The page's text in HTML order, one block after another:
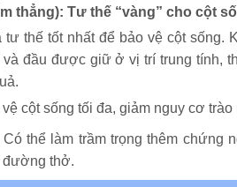
thẳng): Tư thế “vàng” cho cột
thế tốt nhất để bảo vệ cột sống.
và đầu được giữ ở vị trí trung tính,
vệ cột sống tối đa, giảm nguy cơ
Có thể làm trầm trọng thêm chứng
đường thở.